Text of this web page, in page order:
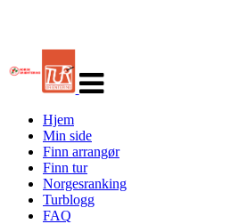
navigasjon
Hjem
Min side
Finn arrangør
Finn tur
Norgesranking
Turblogg
FAQ